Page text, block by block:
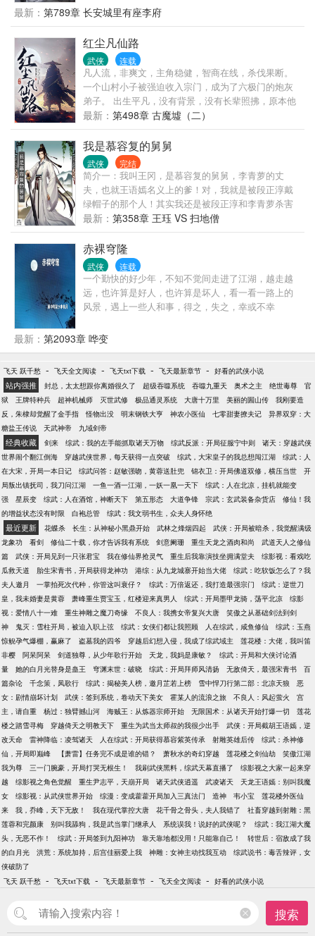
大的追求.......不是我不想追求，是我真的不知道。是
不是那天睁开眼的时候会出现在那里。
最新： 第789章 长安城里有座李府
红尘凡仙路
武侠 连载
凡人流，非爽文，主角稳健，智商在线，杀伐果断。
一个山村小子被强迫收入宗门，成为了六极门的炮灰
弟子。 出生平凡，没有背景，没有长辈照拂，原本他
大概率应该死在江湖仇杀之中。 但一次意外的袭杀任
务让他收获了一门修仙功法，从此让他踏上了修仙之
路。 仙途虽然异常凶险，却可以轻松让他自己和家人
摆脱原本的悲惨命运。 仙路坎坷，步步荆棘，陈苟凭
借稳健的性格，处处小心谨慎，把握住一个又一个的
机缘，最终踏上了仙道巅峰。
最新： 第498章 古魔墟（二）
我是慕容复的舅舅
武侠 完结
简介一：我叫王冈，是慕容复的舅舅，李青萝的丈
夫，也就王语嫣名义上的爹！对，我就是被段正淳戴
绿帽子的那个人！其实我还是被段正淳和李青萝杀害
的！但我现在重生了，重生在大婚之夜，也是前世被
害的那天！现在他们快来了，怎么办？挺急的！ 简介
二：重生的王冈发现带回来块面板，通过声望值就可
以学武功的面板，如此利器在手，王冈筹措满志，混
江湖？做大侠？不存在！王冈选择去科举，这是大
宋，为与士大夫共天下的大宋！江湖之中行侠仗义，
所救不过一人一户，而王冈所要救的，是一县、一
州、一天下的百姓。 简介三：神宗：王玉昆乃是我留
是他拍着我肩膀说：“官家多病，端王当勉励！”
最新： 第358章 王珏 VS 扫地僧
赤裸穹隆
武侠 连载
一个勤快的好少年，不知不觉间走进了江湖，越走越
远，也许算是好人，也许算是坏人，看一看一路上的
风景，遇上一些人和事，得之，失之，幸或不幸
最新： 第2093章 哗变
飞天 跃千愁 - 飞天全文阅读 - 飞天txt下载 - 飞天最新章节 - 好看的武侠小说
站内强推 封总，太太想跟你离婚很久了 超级吞噬系统 吞噬九重天 奥术之主 绝世毒尊
官
狱
王牌特种兵 超神机械师 灭世武修 极品通灵系统 大唐十万里 美丽的圌山传
我刚要造
反，朱棣却觉醒了金手指
怪物出没 明末钢铁大亨 神农小医仙 七零甜妻撩夫记
异界双穿：大
糖盐王传说
天武神帝 九域剑帝
经典收藏 剑来 综武：我的左手能抓取诸天万物 综武反派：开局征服宁中则
诸天：穿越武侠
世界闹个翻江倒海
穿越武侠世界，每天获得一点突破 综武，大宋皇子的我总想闯江湖
综武：人
在大宋，开局一本日记
综武问答：赵敏强吻，黄蓉送肚兜 锦衣卫：开局佛道双修，横压当世
开
局叛出镇抚司，我刀问江湖
一鱼一酒一江湖，一妖一凰一天下
综武：人在北凉，挂机就能变
强
星辰变 综武：人在酒馆，神断天下 第五形态 大道争锋 宗武：玄武装备杂货店
修仙！我
的增益状态没有时限
白袍总管 综武：我文弱书生，众夫人身怀绝
最近更新 花蝶杀 长生：从神秘小黑鼎开始 武林之烽烟四起
武侠：开局被暗杀，我觉醒满级
龙象功
看剑 修仙二十载，你才告诉我有系统 剑意阑珊 重生天龙之酒肉和尚
武道天人之修仙
篇
武侠：开局见到一只张君宝 我在修仙界抢灵气 重生后我靠演技坐拥满堂夫
综影视：看戏吃
瓜救天道
胎生宋青书，开局获得龙神功 港综：从九龙城寨开始当大佬
综武：吃软饭怎么了？我
夫人邀月
一掌拍死次代种，你管这叫衰仔？ 综武：万倍返还，我打造最强宗门
综武：逆世刀
皇，我未婚妻是黄蓉
萧峰重生贾宝玉，红楼迎来真男人 综武：开局墨甲龙骑，荡平北凉
综影
视：爱情八十一难
重生神雕之魔刀奇缘 不良人：我携女帝复兴大唐
笑傲之从基础剑法到剑
神
鬼灭：雪柱开局，被迫入职上弦 综武：女侠们都让我照顾 人在综武，咸鱼修仙
综武：玉燕
惊鲵孕气爆棚，赢麻了
盗墓我的四爷 穿越后幻想入侵，我成了综武域主
莲花楼：大佬，我叫笛
非樱
阿呆阿呆 剑道独尊，从少年歌行开始 天龙，我妈是康敏？
综武：开局和大侠讨论酒
量
她的白月光替身是蛊王 穹渊末世：破晓 综武：开局拜师风清扬 无敌倚天，最强宋青书
百
篇杂论
千念策，凤歌行 综武：揭秘美人榜，邀月芷若上榜 雪中悍刀行第二部：北凉天狼
恶
女：剧情崩坏计划
武侠：签到系统，卷动天下美女 霍某人的流浪之旅 不良人：风起萤火
宫
主，请自重
杨过：独臂撼山河 海贼王：从炼器宗师开始 无限国术：从诸天开始打爆一切
莲花
楼之踏雪寻梅
穿越倚天之明教天下 重生为武当太师叔的我很少出手
武侠：开局截胡王语嫣，逆
改天命
雷神降临：凌驾诸天 人在综武：开局获得慕容紫英传承 射雕英雄后传
综武：杀神修
仙，开局即巅峰
【萧雷】任务完不成是谁的错？ 萧秋水的奇幻穿越 莲花楼之剑仙劫
笑傲江湖
我为尊
三一门腕豪，开局打哭无根生！ 我刷武侠黑料，综武天幕直播了
综影视之大家一起来穿
越
综影视之角色觉醒 重生尹志平，天崩开局 诸天武侠逍遥 武凌诸天
天龙王语嫣：别叫我魔
女
综影视：从武侠世界开始 综漫：变成藿藿开局加入三真法门 造神 韦小宝
莲花楼外医仙
来
我，乔峰，天下无敌！ 我在现代掌控大唐 花千骨之骨头，夫人我错了
社畜穿越到射雕：黑
莲蓉和完颜康
别叫我舔狗，我是武当掌门继承人 系统误我！说好的武侠呢？
综武：我江湖大魔
头，无恶不作！
综武：开局签到九阳神功 靠天靠地都没用！只能靠自己！
转世后：宿敌成了我
的白月光
洪荒：系统加持，后宫佳丽爱上我 神雕：女神主动找我互动
综武说书：毒舌辣评，女
侠破防了
飞天 跃千愁 - 飞天txt下载 - 飞天最新章节 - 飞天全文阅读 - 好看的武侠小说
搜索